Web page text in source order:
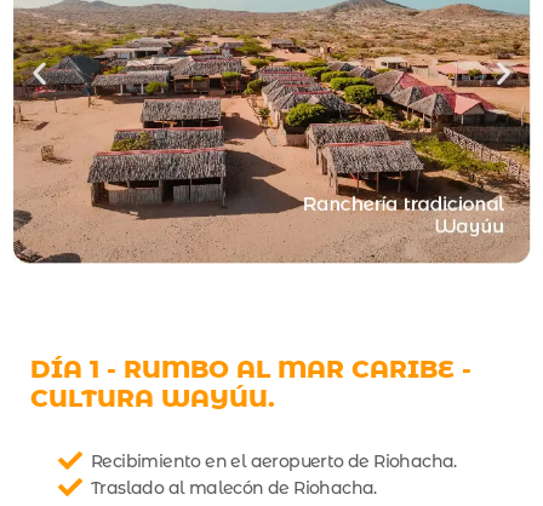
DÍA 1 - RUMBO AL MAR CARIBE -
CULTURA WAYÚU.
Recibimiento en el aeropuerto de Riohacha.
Traslado al malecón de Riohacha.